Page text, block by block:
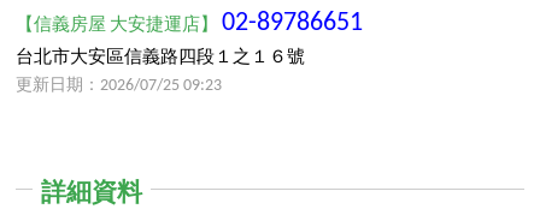
【信義房屋 大安捷運店】02-89786651
台北市大安區信義路四段１之１６號
更新日期：2026/07/25 09:23
詳細資料